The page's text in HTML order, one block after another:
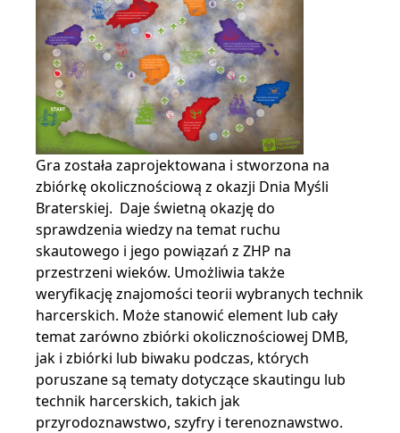
Gra została zaprojektowana i stworzona na
zbiórkę okolicznościową z okazji Dnia Myśli
Braterskiej. Daje świetną okazję do
sprawdzenia wiedzy na temat ruchu
skautowego i jego powiązań z ZHP na
przestrzeni wieków. Umożliwia także
weryfikację znajomości teorii wybranych technik
harcerskich. Może stanowić element lub cały
temat zarówno zbiórki okolicznościowej DMB,
jak i zbiórki lub biwaku podczas, których
poruszane są tematy dotyczące skautingu lub
technik harcerskich, takich jak
przyrodoznawstwo, szyfry i terenoznawstwo.